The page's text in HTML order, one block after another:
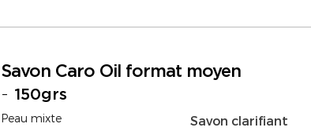
Savon Caro Oil format moyen
- 150grs
Peau mixte
Savon clarifiant